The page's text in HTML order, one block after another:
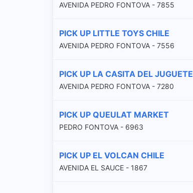
AVENIDA PEDRO FONTOVA - 7855
PICK UP LITTLE TOYS CHILE
AVENIDA PEDRO FONTOVA - 7556
PICK UP LA CASITA DEL JUGUETE
AVENIDA PEDRO FONTOVA - 7280
PICK UP QUEULAT MARKET
PEDRO FONTOVA - 6963
PICK UP EL VOLCAN CHILE
AVENIDA EL SAUCE - 1867